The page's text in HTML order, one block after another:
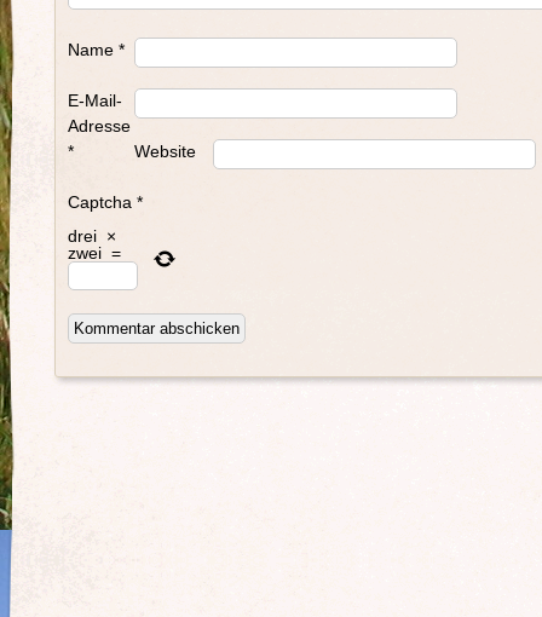
Name *
E-Mail-
Adresse
*
Website
Captcha *
drei ×
zwei =